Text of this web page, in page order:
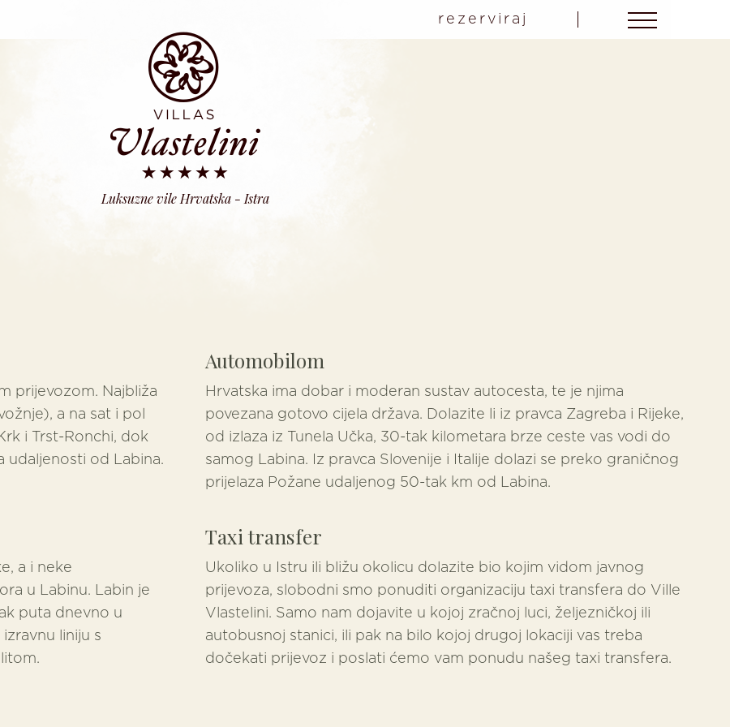
Luksuzne vile Hrvatska - Istra
rezerviraj
prijevozom. Najbliža
a na sat i pol
i Trst-Ronchi, dok
udaljenosti od Labina.
Automobilom
Hrvatska ima dobar i moderan sustav autocesta, te je njima
povezana gotovo cijela država. Dolazite li iz pravca Zagreba i Rijeke,
od izlaza iz Tunela Učka, 30-tak kilometara brze ceste vas vodi do
samog Labina. Iz pravca Slovenije i Italije dolazi se preko graničnog
prijelaza Požane udaljenog 50-tak km od Labina.
a i neke
u Labinu. Labin je
puta dnevno u
liniju s
Taxi transfer
Ukoliko u Istru ili bližu okolicu dolazite bio kojim vidom javnog
prijevoza, slobodni smo ponuditi organizaciju taxi transfera do Ville
Vlastelini. Samo nam dojavite u kojoj zračnoj luci, željezničkoj ili
autobusnoj stanici, ili pak na bilo kojoj drugoj lokaciji vas treba
dočekati prijevoz i poslati ćemo vam ponudu našeg taxi transfera.